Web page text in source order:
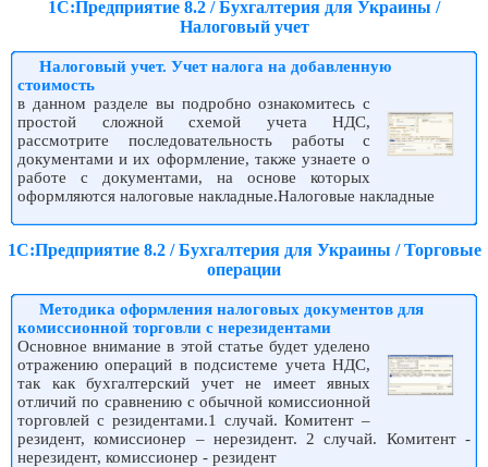
1С:Предприятие 8.2 / Бухгалтерия для Украины /
Налоговый учет
Налоговый учет. Учет налога на добавленную
стоимость
в данном разделе вы подробно ознакомитесь с
простой сложной схемой учета НДС,
рассмотрите последовательность работы с
документами и их оформление, также узнаете о
работе с документами, на основе которых
оформляются налоговые накладные.Налоговые накладные
1С:Предприятие 8.2 / Бухгалтерия для Украины / Торговые
операции
Методика оформления налоговых документов для
комиссионной торговли с нерезидентами
Основное внимание в этой статье будет уделено
отражению операций в подсистеме учета НДС,
так как бухгалтерский учет не имеет явных
отличий по сравнению с обычной комиссионной
торговлей с резидентами.1 случай. Комитент –
резидент, комиссионер – нерезидент. 2 случай. Комитент -
нерезидент, комиссионер - резидент